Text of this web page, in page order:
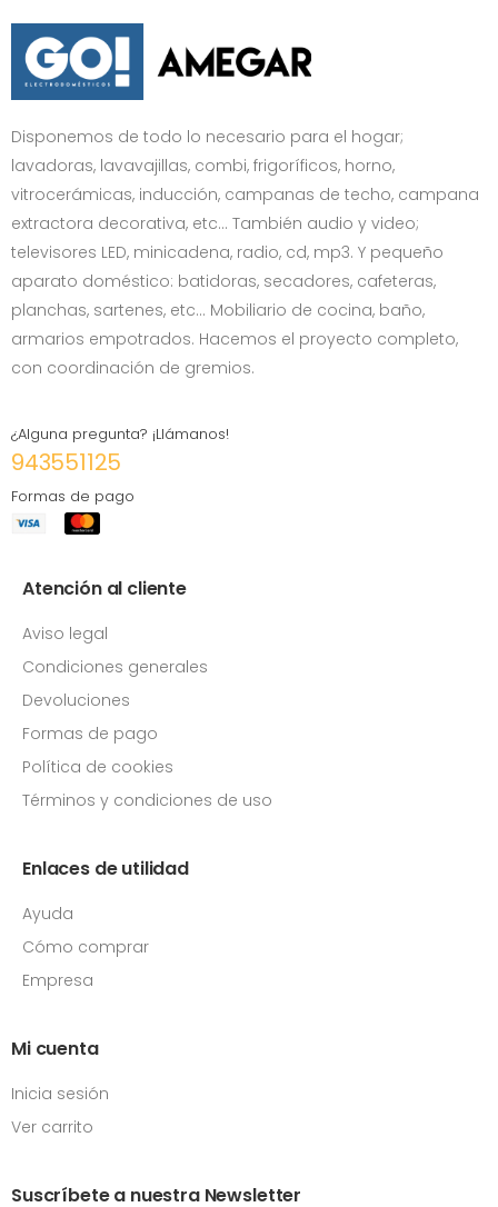
Disponemos de todo lo necesario para el hogar;
lavadoras, lavavajillas, combi, frigoríficos, horno,
vitrocerámicas, inducción, campanas de techo, campana
extractora decorativa, etc… También audio y video;
televisores LED, minicadena, radio, cd, mp3. Y pequeño
aparato doméstico: batidoras, secadores, cafeteras,
planchas, sartenes, etc... Mobiliario de cocina, baño,
armarios empotrados. Hacemos el proyecto completo,
con coordinación de gremios.
¿Alguna pregunta? ¡Llámanos!
943551125
Formas de pago
Atención al cliente
Aviso legal
Condiciones generales
Devoluciones
Formas de pago
Política de cookies
Términos y condiciones de uso
Enlaces de utilidad
Ayuda
Cómo comprar
Empresa
Mi cuenta
Inicia sesión
Ver carrito
Suscríbete a nuestra Newsletter